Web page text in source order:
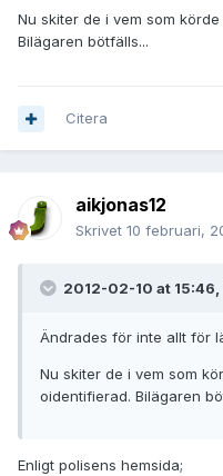
Nu skiter de i vem som
Bilägaren bötfälls...
Citera
aikjonas12
Skrivet 10 februari,
2012-02-10 at
Ändrades för inte allt för
Nu skiter de i vem som
oidentifierad. Bilägaren
Enligt polisens hemsida;